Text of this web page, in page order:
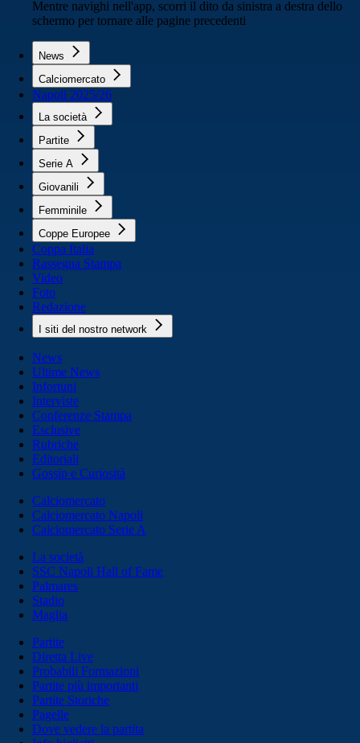
Mentre navighi nell'app, scorri il dito da sinistra a destra dello
schermo per tornare alle pagine precedenti
News
Calciomercato
Napoli 2025/26
La società
Partite
Serie A
Giovanili
Femminile
Coppe Europee
Coppa Italia
Rassegna Stampa
Video
Foto
Redazione
I siti del nostro network
News
Ultime News
Infortuni
Interviste
Conferenze Stampa
Esclusive
Rubriche
Editoriali
Gossip e Curiosità
Calciomercato
Calciomercato Napoli
Calciomercato Serie A
La società
SSC Napoli Hall of Fame
Palmares
Stadio
Maglia
Partite
Diretta Live
Probabili Formazioni
Partite più importanti
Partite Storiche
Pagelle
Dove vedere la partita